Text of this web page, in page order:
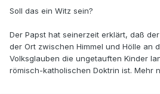
Soll das ein Witz sein?
Der Papst hat seinerzeit erklärt, daß
der Ort zwischen Himmel und Hölle an
Volksglauben die ungetauften Kinder
römisch-katholischen Doktrin ist. Mehr